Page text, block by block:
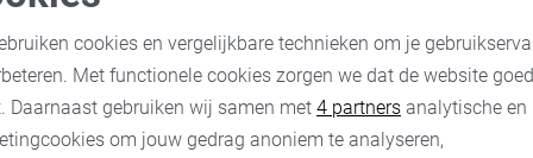
69,95
99,95
State of Art broeken State of Art korte broeken State of Art
cookies
cookies Marketing cookies
cookies en vergelijkbare technieken om je
Met functionele cookies zorgen we dat de website goed
Daarnaast gebruiken wij samen met 4 partners analytische en
om jouw gedrag anoniem te analyseren,